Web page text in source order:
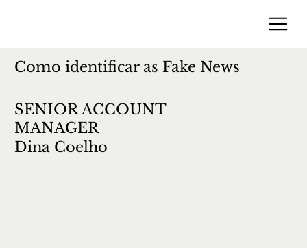
Como identificar as Fake News
SENIOR ACCOUNT
MANAGER
Dina Coelho